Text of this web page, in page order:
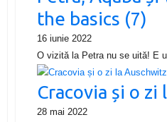
the basics (7)
16 iunie 2022
O vizită la Petra nu se uită! E
Cracovia și o zi
28 mai 2022